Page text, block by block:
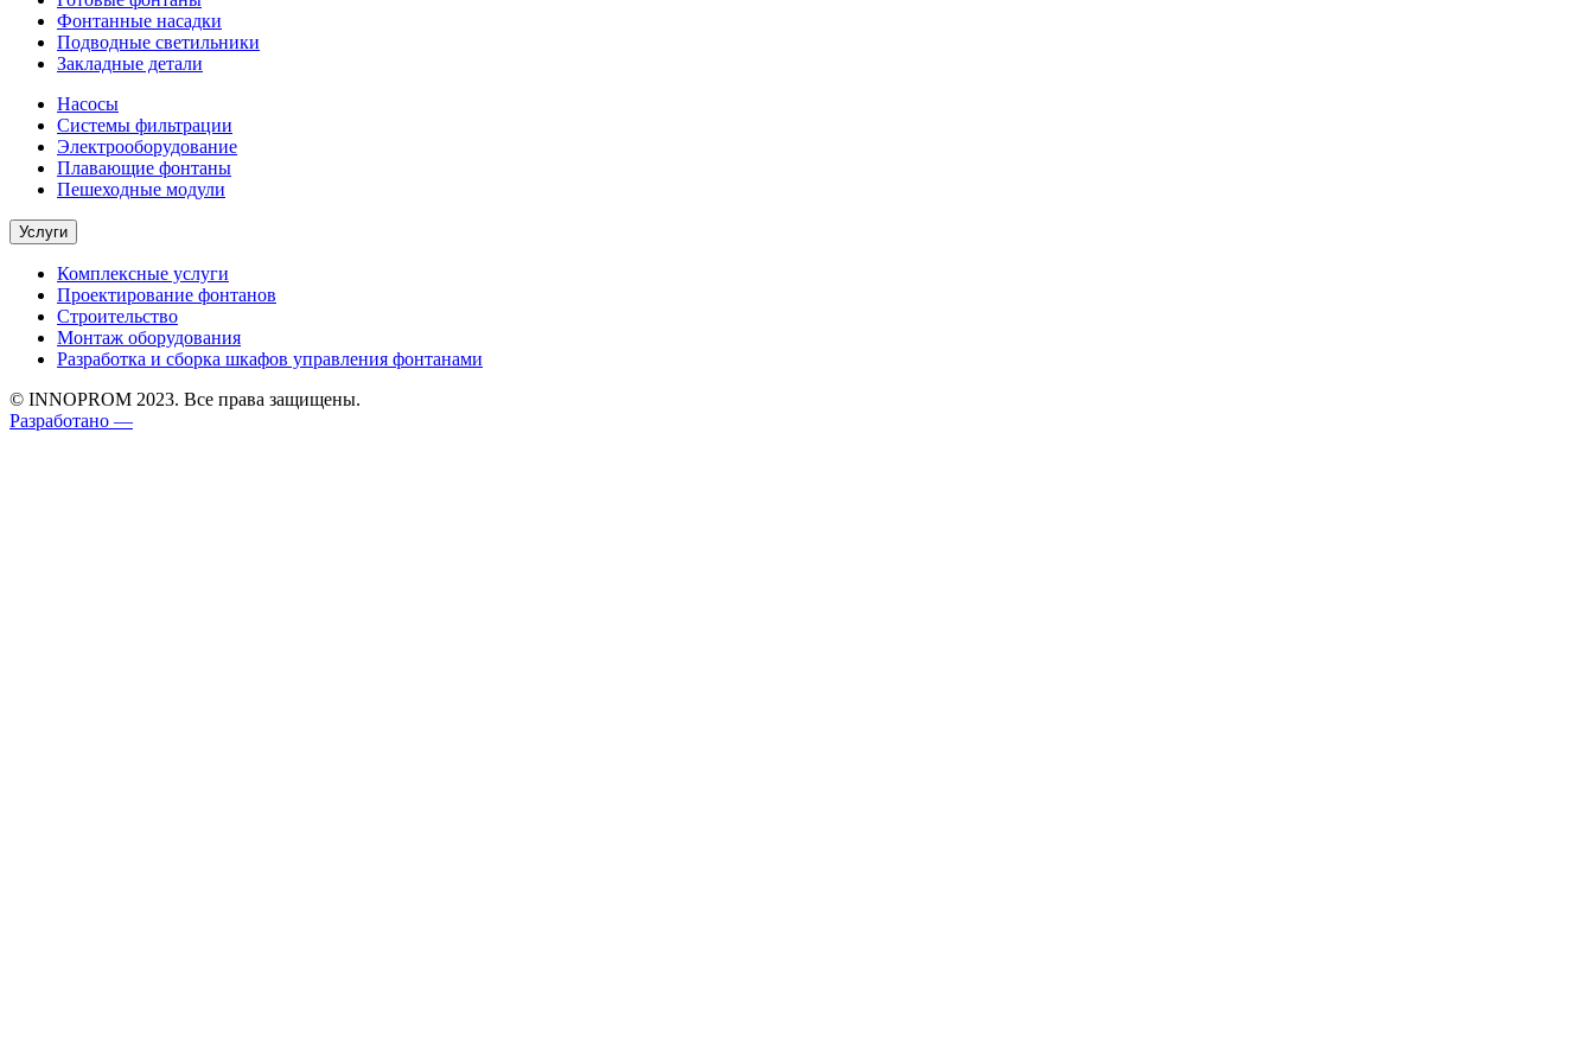
Фонтанные насадки
Подводные светильники
Закладные детали
Насосы
Системы фильтрации
Электрооборудование
Плавающие фонтаны
Пешеходные модули
Услуги
Комплексные услуги
Проектирование фонтанов
Строительство
Монтаж оборудования
Разработка и сборка шкафов управления фонтанами
© INNOPROM 2023. Все права защищены.
Разработано —